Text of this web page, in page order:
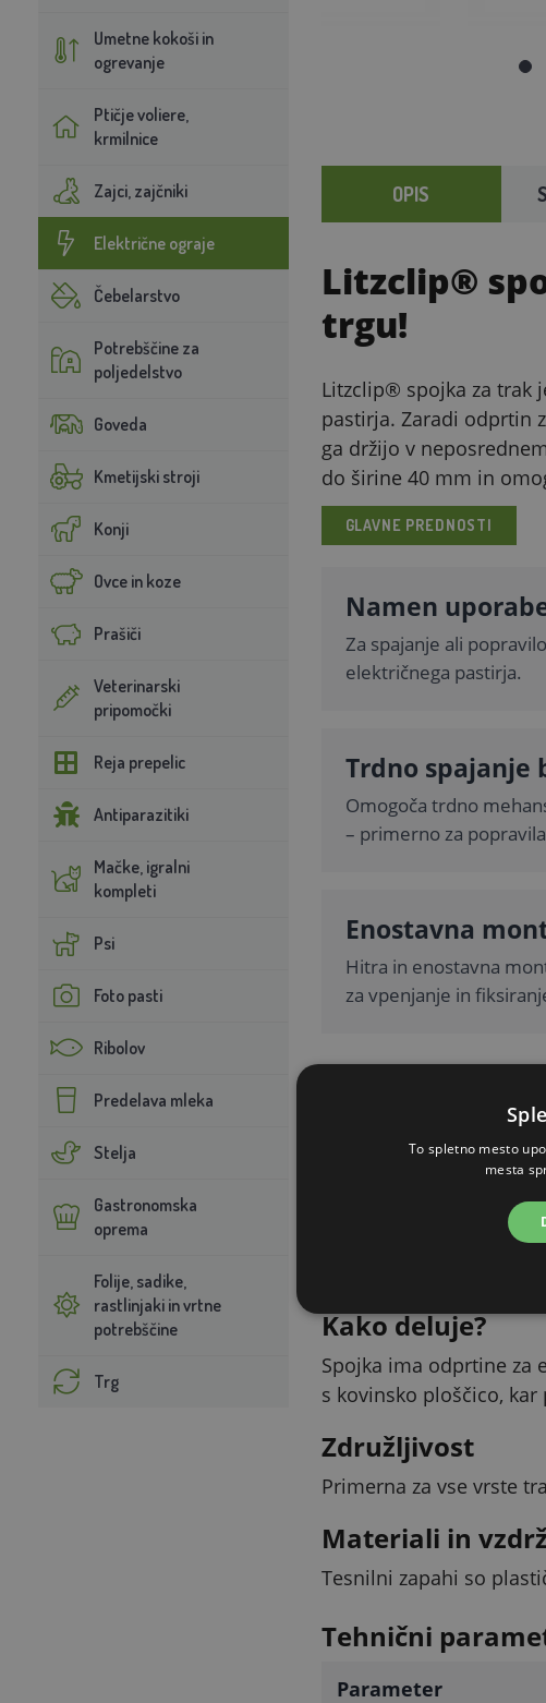
Umetne kokoši in
ogrevanje
Ptičje voliere,
krmilnice
Zajci, zajčniki
Električne ograje
Čebelarstvo
Potrebščine za
poljedelstvo
Goveda
Kmetijski stroji
Konji
Ovce in koze
Prašiči
Veterinarski
pripomočki
Reja prepelic
Antiparazitiki
Mačke, igralni
kompleti
Psi
Foto pasti
Ribolov
Predelava mleka
Stelja
Gastronomska
oprema
Folije, sadike,
rastlinjaki in vrtne
potrebščine
Trg
OPIS
Litzclip®
trgu!
Litzclip® spojka za trak
pastirja. Zaradi odprtin
ga držijo v
do širine 40 mm in
GLAVNE PREDNOSTI
Namen
Za spajanje ali
električnega pastirja.
Trdno spajanje
Omogoča trdno
– primerno za
Enostavna
Hitra in enostavna
za vpenjanje in
Za kaj je
Spojka Litzclip® je
za povezavo
Kako deluje?
Spojka ima odprtine za
s kovinsko ploščico,
Združljivost
Primerna za vse vrste
Materiali in
Tesnilni zapahi so
Tehnični
Parameter
To spletno mesto
mesta